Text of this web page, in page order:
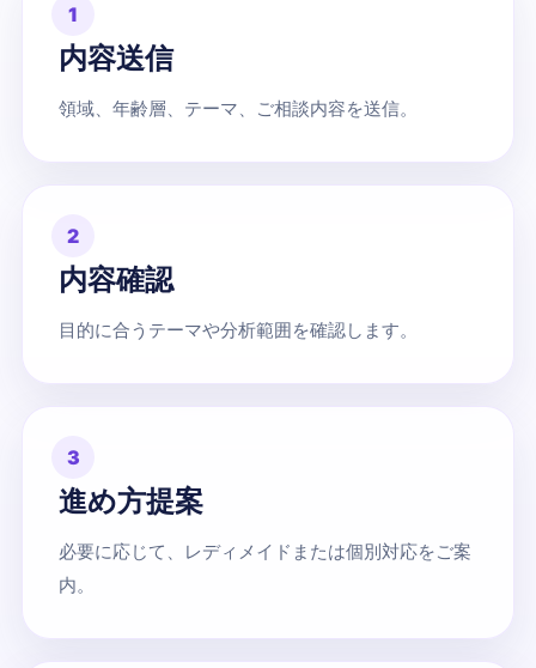
1
内容送信
領域、年齢層、テーマ、ご相談内容を送信。
2
内容確認
目的に合うテーマや分析範囲を確認します。
3
進め方提案
必要に応じて、レディメイドまたは個別対応をご案
内。